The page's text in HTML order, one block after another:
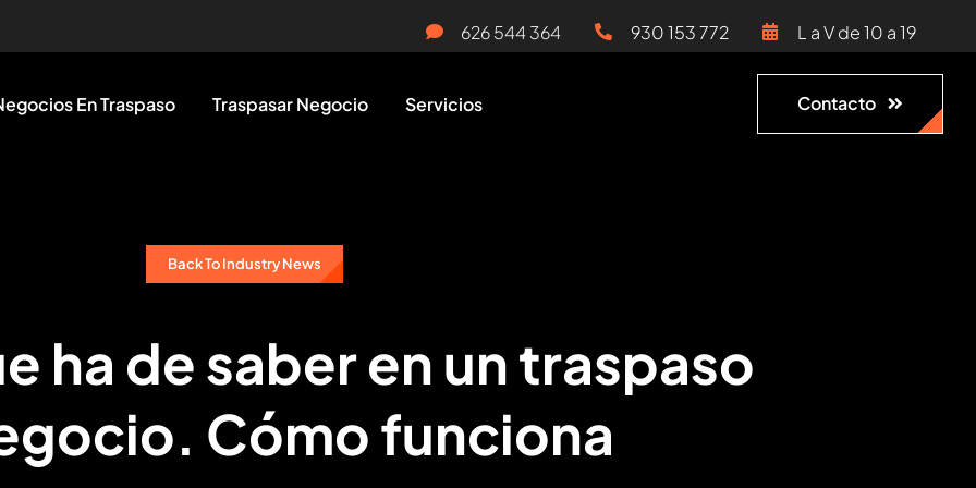
626 544 364 930 153 772 L a V de 10 a 19
En Traspaso Traspasar Negocio Servicios Contacto
Back To Industry News
ha de saber en un traspaso
Cómo funciona